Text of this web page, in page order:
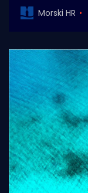
Morski HR